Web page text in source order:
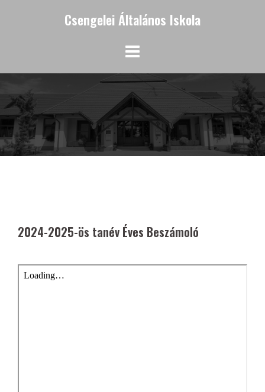
Csengelei Általános Iskola
2024-2025-ös tanév Éves Beszámoló